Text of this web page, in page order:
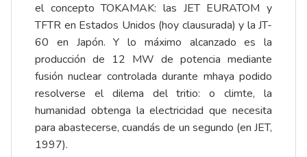
el concepto TOKAMAK: las JET EURATOM y
TFTR en Estados Unidos (hoy clausurada) y la JT-
60 en Japón. Y lo máximo alcanzado es la
producción de 12 MW de potencia mediante
fusión nuclear controlada durante mhaya podido
resolverse el dilema del tritio: o climte, la
humanidad obtenga la electricidad que necesita
para abastecerse, cuandás de un segundo (en JET,
1997).